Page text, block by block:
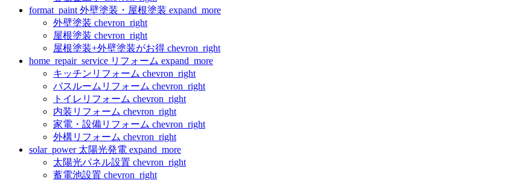
format_paint 外壁塗装・屋根塗装 expand_more
外壁塗装 chevron_right
屋根塗装 chevron_right
屋根塗装+外壁塗装がお得 chevron_right
home_repair_service リフォーム expand_more
キッチンリフォーム chevron_right
バスルームリフォーム chevron_right
トイレリフォーム chevron_right
内装リフォーム chevron_right
家電・設備リフォーム chevron_right
外構リフォーム chevron_right
solar_power 太陽光発電 expand_more
太陽光パネル設置 chevron_right
蓄電池設置 chevron_right